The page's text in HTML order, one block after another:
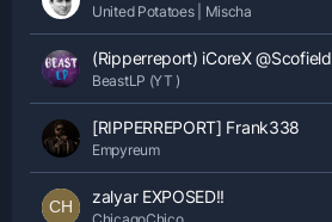
United Potatoes | Mischa
(Ripperreport) iCoreX @Scofield
BeastLP (YT )
[RIPPERREPORT] Frank338
Empyreum
zalyar EXPOSED!!